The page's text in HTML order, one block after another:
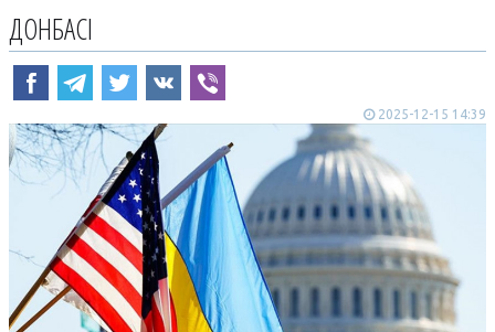
ДОНБАСІ
2025-12-15 14:39